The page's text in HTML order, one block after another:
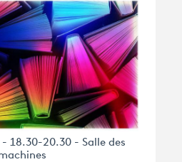
18.30-20.30 - Salle des